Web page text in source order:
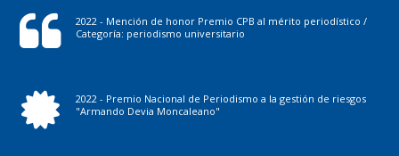
2022 - Mención de honor Premio CPB al mérito periodístico /
Categoría: periodismo universitario
2022 - Premio Nacional de Periodismo a la gestión de riesgos
"Armando Devia Moncaleano"